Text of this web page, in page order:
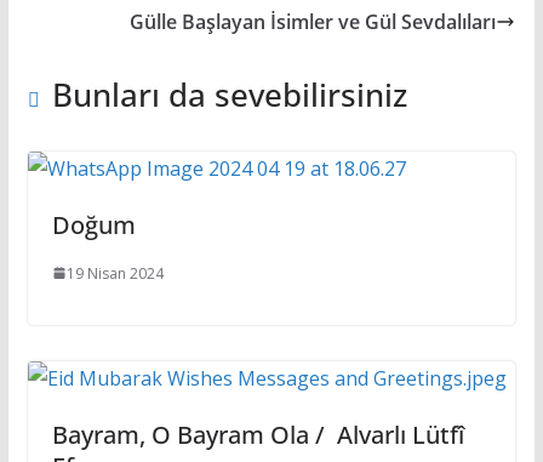
Gülle Başlayan İsimler ve Gül Sevdalıları
Bunları da sevebilirsiniz
Doğum
19 Nisan 2024
Bayram, O Bayram Ola / Alvarlı Lütfî